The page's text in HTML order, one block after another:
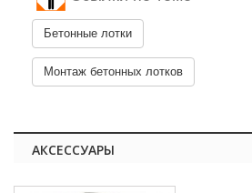
Бетонные лотки
Монтаж бетонных лотков
АКСЕССУАРЫ